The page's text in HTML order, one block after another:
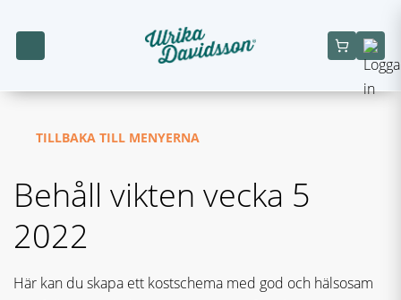
TILLBAKA TILL MENYERNA
Behåll vikten vecka 5
2022
Här kan du skapa ett kostschema med god och hälsosam